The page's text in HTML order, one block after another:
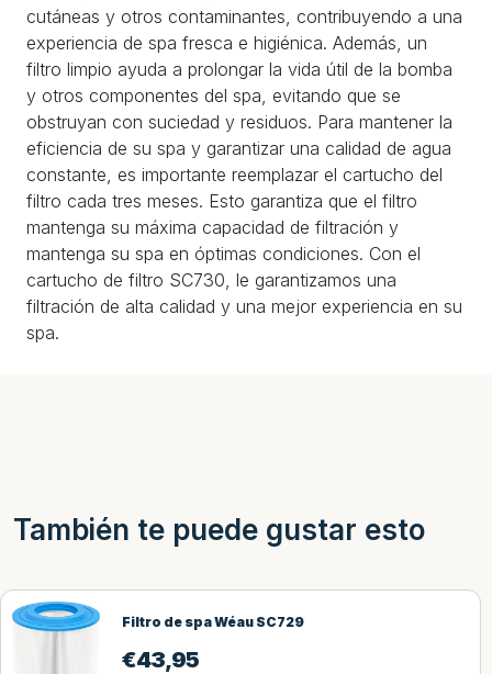
cutáneas y otros contaminantes, contribuyendo a una
experiencia de spa fresca e higiénica. Además, un
filtro limpio ayuda a prolongar la vida útil de la bomba
y otros componentes del spa, evitando que se
obstruyan con suciedad y residuos. Para mantener la
eficiencia de su spa y garantizar una calidad de agua
constante, es importante reemplazar el cartucho del
filtro cada tres meses. Esto garantiza que el filtro
mantenga su máxima capacidad de filtración y
mantenga su spa en óptimas condiciones. Con el
cartucho de filtro SC730, le garantizamos una
filtración de alta calidad y una mejor experiencia en su
spa.
También te puede gustar esto
Filtro de spa Wéau SC729
€43,95